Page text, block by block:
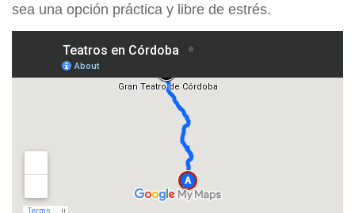
sea una opción práctica y libre de estrés.